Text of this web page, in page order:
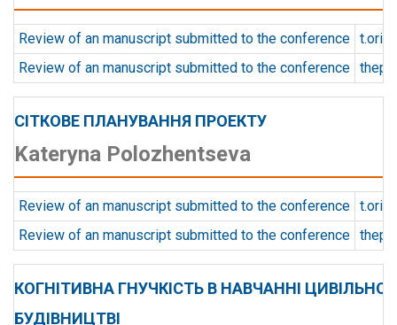
Review of an manuscript submitted to the conference
Review of an manuscript submitted to the conference
СІТКОВЕ ПЛАНУВАННЯ ПРОЕКТУ
Kateryna Polozhentseva
Review of an manuscript submitted to the conference
Review of an manuscript submitted to the conference
КОГНІТИВНА ГНУЧКІСТЬ В НАВЧАННІ
БУДІВНИЦТВІ